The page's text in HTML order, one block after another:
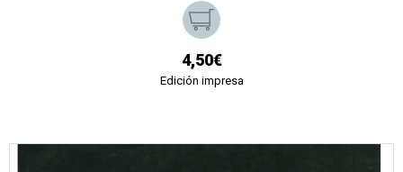
4,50€
Edición impresa